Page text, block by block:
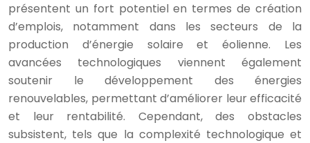
présentent un fort potentiel en termes de création
d’emplois, notamment dans les secteurs de la
production d’énergie solaire et éolienne. Les
avancées technologiques viennent également
soutenir le développement des énergies
renouvelables, permettant d’améliorer leur efficacité
et leur rentabilité. Cependant, des obstacles
subsistent, tels que la complexité technologique et